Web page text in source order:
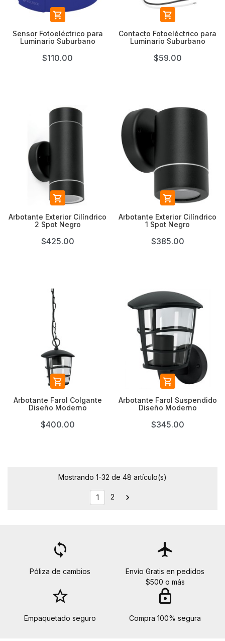

Sensor Fotoeléctrico para
Luminario Suburbano
$110.00

Contacto Fotoeléctrico para
Luminario Suburbano
$59.00

Arbotante Exterior Cilíndrico
2 Spot Negro
$425.00

Arbotante Exterior Cilíndrico
1 Spot Negro
$385.00

Arbotante Farol Colgante
Diseño Moderno
$400.00

Arbotante Farol Suspendido
Diseño Moderno
$345.00
Mostrando 1-32 de 48 artículo(s)
1 2 
loop
Póliza de cambios
flight
Envío Gratis en pedidos
$500 o más
star_border
Empaquetado seguro
lock
Compra 100% segura